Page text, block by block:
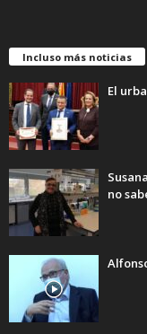
Incluso más noticias
El
no